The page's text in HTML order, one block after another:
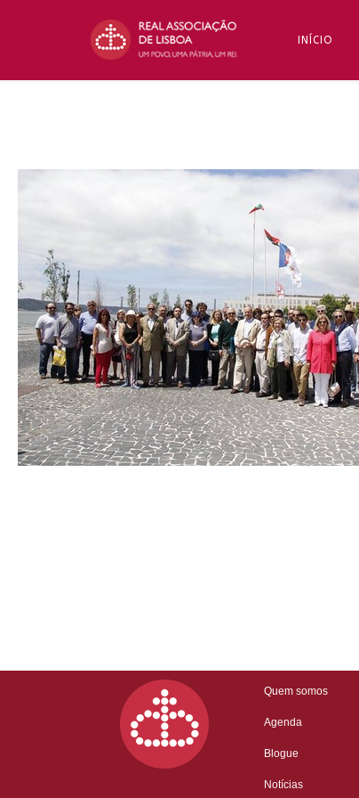
INÍCIO
Quem somos
Agenda
Blogue
Notícias